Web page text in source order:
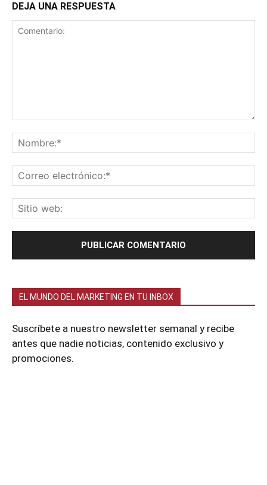
DEJA UNA RESPUESTA
EL MUNDO DEL MARKETING EN TU INBOX
Suscríbete a nuestro newsletter semanal y recibe
antes que nadie noticias, contenido exclusivo y
promociones.